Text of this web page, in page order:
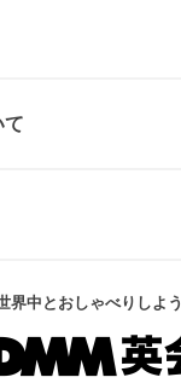
界中とおしゃべりしよう